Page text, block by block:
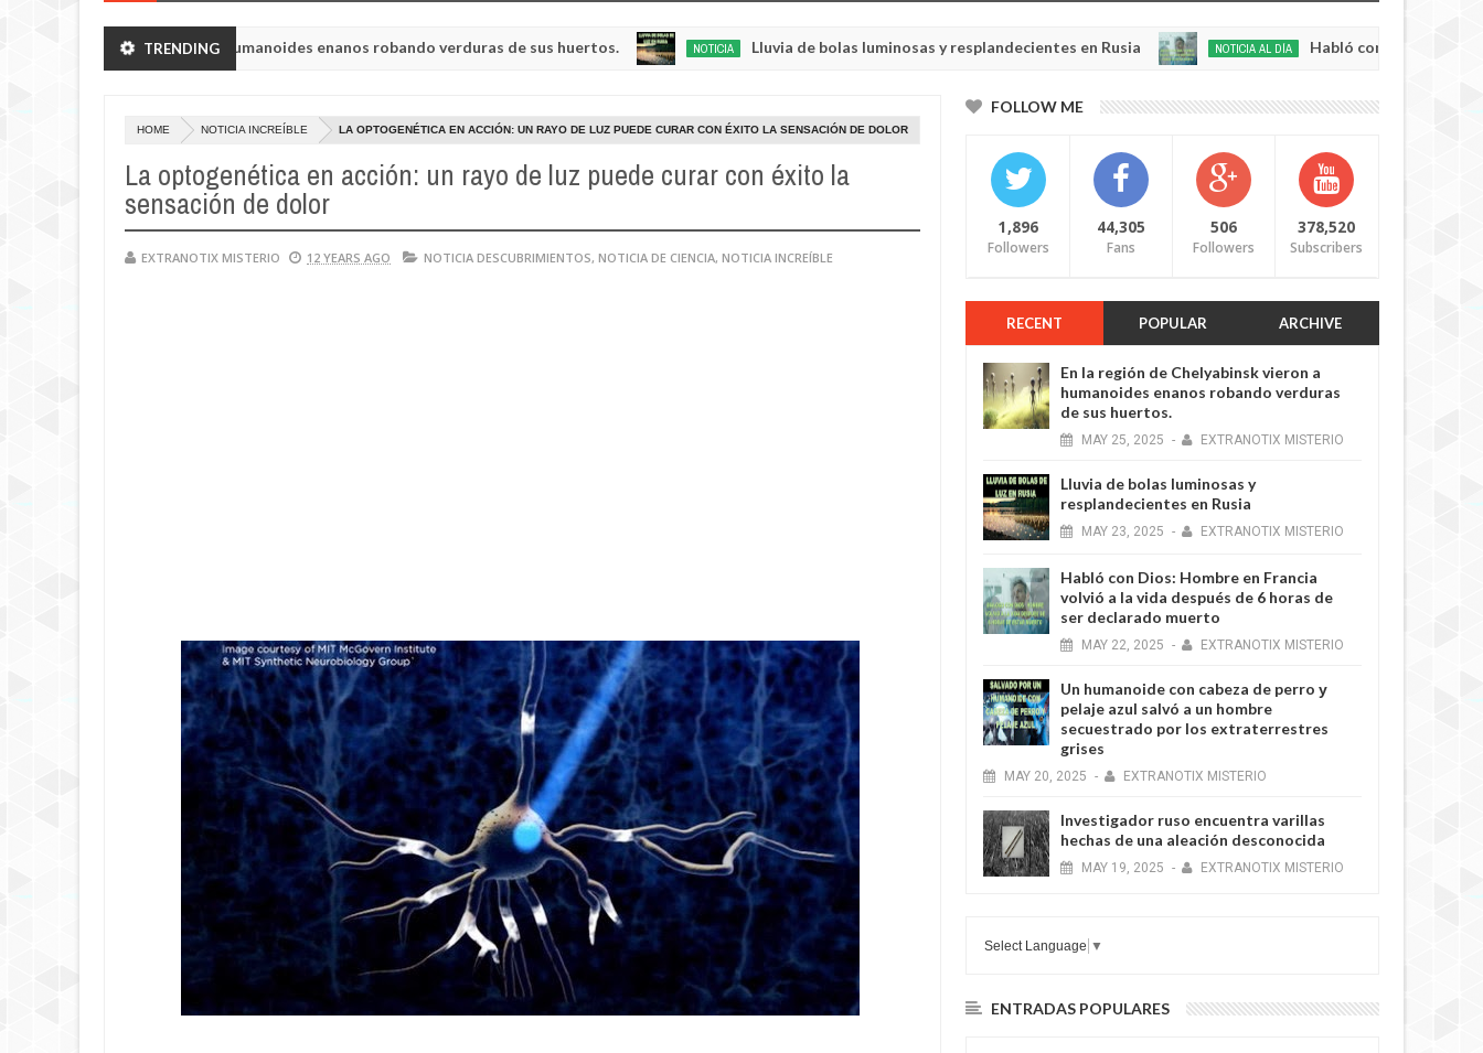
TRENDING
vieron a humanoides enanos robando verduras de sus huertos. NOTICIA Lluvia de bolas luminosas y resplandecientes en Rusia
20250
NOTICIA AL DÍA Habló con Dios: Hombre en
HOME NOTICIA INCREÍBLE LA OPTOGENÉTICA EN ACCIÓN: UN RAYO DE LUZ PUEDE CURAR CON ÉXITO LA SENSACIÓN DE DOLOR
La optogenética en acción: un rayo de luz puede curar con éxito la
sensación de dolor
EXTRANOTIX MISTERIO 12 YEARS AGO NOTICIA DESCUBRIMIENTOS, NOTICIA DE CIENCIA, NOTICIA INCREÍBLE
FOLLOW ME
1,896
Followers
44,305
Fans
506
Followers
378,520
Subscribers
RECENT POPULAR ARCHIVE
En la región de Chelyabinsk vieron a
humanoides enanos robando verduras
de sus huertos.
MAY 25, 2025 - EXTRANOTIX MISTERIO
Lluvia de bolas luminosas y
resplandecientes en Rusia
MAY 23, 2025 - EXTRANOTIX MISTERIO
Habló con Dios: Hombre en Francia
volvió a la vida después de 6 horas de
ser declarado muerto
MAY 22, 2025 - EXTRANOTIX MISTERIO
Un humanoide con cabeza de perro у
pelaje azul salvó a un hombre
secuestrado por los extraterrestres
grises
MAY 20, 2025 - EXTRANOTIX MISTERIO
Investigador ruso encuentra varillas
hechas de una aleación desconocida
MAY 19, 2025 - EXTRANOTIX MISTERIO
Select Language ▼
ENTRADAS POPULARES